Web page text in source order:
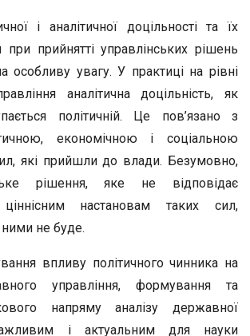
і аналітичної доцільності та їх
при прийнятті управлінських рішень
особливу увагу. У практиці на рівні
аналітична доцільність, як
політичній. Це пов’язано з
економічною і соціальною
які прийшли до влади. Безумовно,
рішення, яке не відповідає
настановам таких сил,
ними не буде.
впливу політичного чинника на
управління, формування та
напряму аналізу державної
і актуальним для науки